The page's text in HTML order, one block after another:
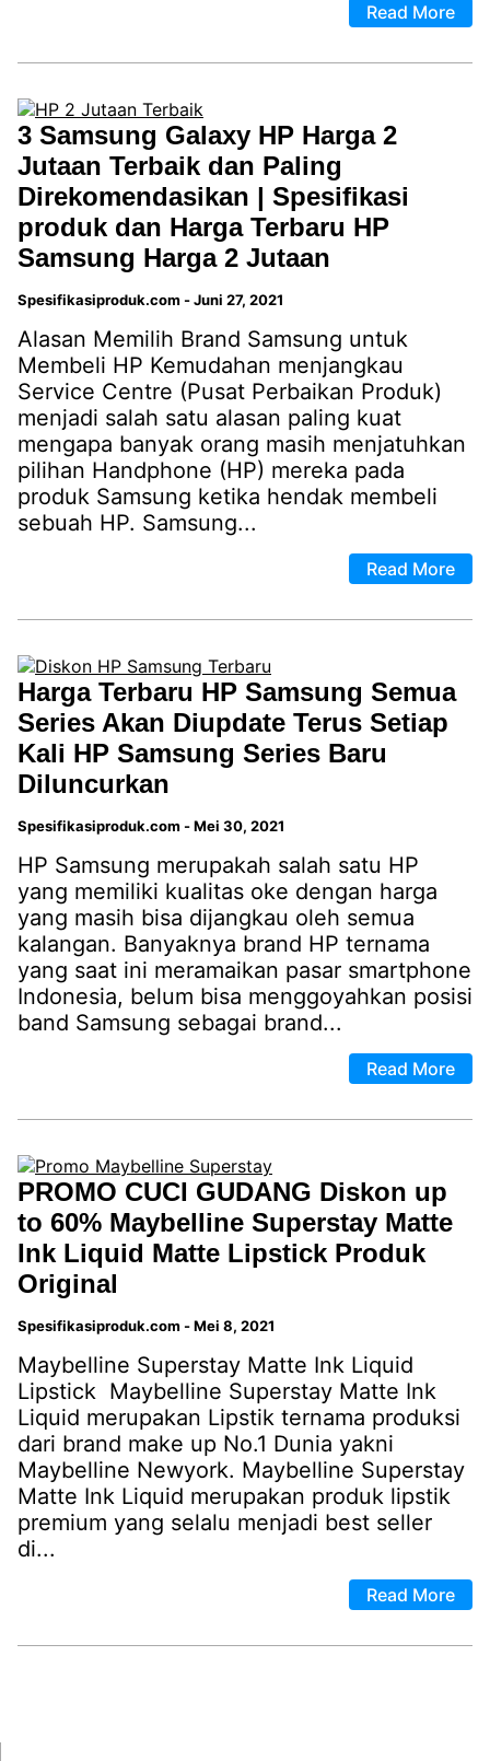
Read More
3 Samsung Galaxy HP Harga 2
Jutaan Terbaik dan Paling
Direkomendasikan | Spesifikasi
produk dan Harga Terbaru HP
Samsung Harga 2 Jutaan
Spesifikasiproduk.com -Juni 27, 2021
Alasan Memilih Brand Samsung untuk
Membeli HP Kemudahan menjangkau
Service Centre (Pusat Perbaikan Produk)
menjadi salah satu alasan paling kuat
mengapa banyak orang masih menjatuhkan
pilihan Handphone (HP) mereka pada
produk Samsung ketika hendak membeli
sebuah HP. Samsung...
Read More
Harga Terbaru HP Samsung Semua
Series Akan Diupdate Terus Setiap
Kali HP Samsung Series Baru
Diluncurkan
Spesifikasiproduk.com -Mei 30, 2021
HP Samsung merupakah salah satu HP
yang memiliki kualitas oke dengan harga
yang masih bisa dijangkau oleh semua
kalangan. Banyaknya brand HP ternama
yang saat ini meramaikan pasar smartphone
Indonesia, belum bisa menggoyahkan posisi
band Samsung sebagai brand...
Read More
PROMO CUCI GUDANG Diskon up
to 60% Maybelline Superstay Matte
Ink Liquid Matte Lipstick Produk
Original
Spesifikasiproduk.com -Mei 8, 2021
Maybelline Superstay Matte Ink Liquid
Lipstick Maybelline Superstay Matte Ink
Liquid merupakan Lipstik ternama produksi
dari brand make up No.1 Dunia yakni
Maybelline Newyork. Maybelline Superstay
Matte Ink Liquid merupakan produk lipstik
premium yang selalu menjadi best seller
di...
Read More